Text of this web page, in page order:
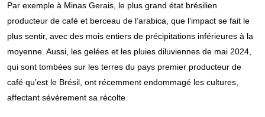
Par exemple à Minas Gerais, le plus grand état brésilien
producteur de café et berceau de l’arabica, que l’impact se fait le
plus sentir, avec des mois entiers de précipitations inférieures à la
moyenne. Aussi, les gelées et les pluies diluviennes de mai 2024,
qui sont tombées sur les terres du pays premier producteur de
café qu’est le Brésil, ont récemment endommagé les cultures,
affectant sévèrement sa récolte.